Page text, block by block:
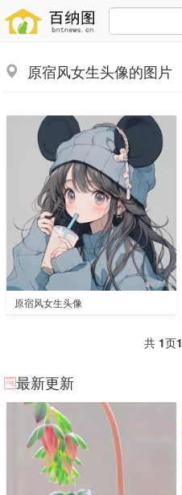
原宿风女生头像的图片
原宿风女生头像
共 1页1
最新更新